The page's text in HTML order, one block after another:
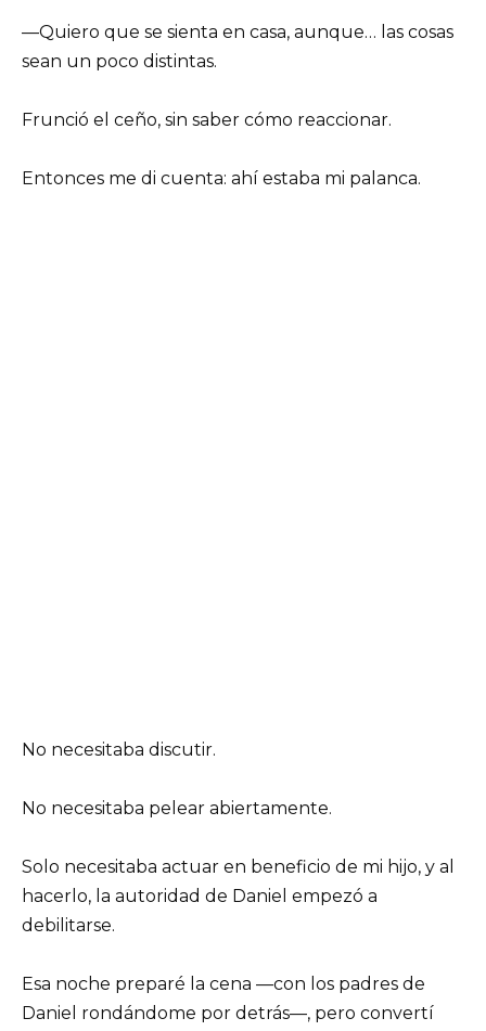
—Quiero que se sienta en casa, aunque… las cosas
sean un poco distintas.
Frunció el ceño, sin saber cómo reaccionar.
Entonces me di cuenta: ahí estaba mi palanca.
No necesitaba discutir.
No necesitaba pelear abiertamente.
Solo necesitaba actuar en beneficio de mi hijo, y al
hacerlo, la autoridad de Daniel empezó a
debilitarse.
Esa noche preparé la cena —con los padres de
Daniel rondándome por detrás—, pero convertí